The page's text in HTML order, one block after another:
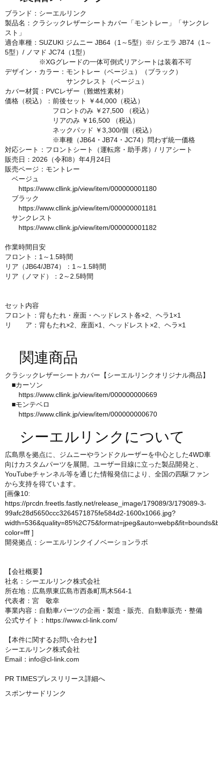
ブランド：シーエルリンク
製品名：クラシックレザーシートカバー「モントレー」「サンクレ
スト」
適合車種：SUZUKI ジムニー JB64（1～5型）※/ シエラ JB74（1～
5型）/ ノマド JC74（1型）
※XGグレードの一体可倒式リアシートは装着不可
デザイン・カラー：モントレー（ベージュ）（ブラック）
サンクレスト（ベージュ）
カバー材質：PVCレザー（難燃性素材）
価格（税込）：前後セット ￥44,000（税込）
フロントのみ ￥27,500 （税込）
リアのみ ￥16,500 （税込）
ネックパッド ￥3,300/個（税込）
※車種（JB64・JB74・JC74）問わず統一価格
対応シート：フロントシート（運転席・助手席）/ リアシート
販売日：2026（令和8）年4月24日
販売ページ：モントレー
ベージュ
https://www.cllink.jp/view/item/000000001180
ブラック
https://www.cllink.jp/view/item/000000001181
サンクレスト
https://www.cllink.jp/view/item/000000001182
作業時間目安
フロント：1～1.5時間
リア（JB64/JB74）：1～1.5時間
リア（ノマド）：2～2.5時間
セット内容
フロント：背もたれ・座面・ヘッドレスト各×2、ヘラ1×1
リ ア：背もたれ×2、座面×1、ヘッドレスト×2、ヘラ×1
関連商品
クラシックレザーシートカバー【シーエルリンクオリジナル商品】
■カーソン
https://www.cllink.jp/view/item/000000000669
■モンテベロ
https://www.cllink.jp/view/item/000000000670
シーエルリンクについて
広島県を拠点に、ジムニーやランドクルーザーを中心とした4WD車
向けカスタムパーツを展開。ユーザー目線に立った製品開発と、
YouTubeチャンネル等を通じた情報発信により、全国の四駆ファン
から支持を得ています。
[画像10:
https://prcdn.freetls.fastly.net/release_image/179089/3/179089-3-
99afc28d5650ccc3264571875fe584d2-1600x1066.jpg?
color=fff ]
開発拠点：シーエルリンクイノベーションラボ
【会社概要】
社名：シーエルリンク株式会社
所在地：広島県東広島市西条町馬木564-1
代表者：宮 敬幸
事業内容：自動車パーツの企画・製造・販売、自動車販売・整備
公式サイト： https://www.cl-link.com/
【本件に関するお問い合わせ】
シーエルリンク株式会社
Email：info@cl-link.com
PR TIMESプレスリリース詳細へ
スポンサードリンク